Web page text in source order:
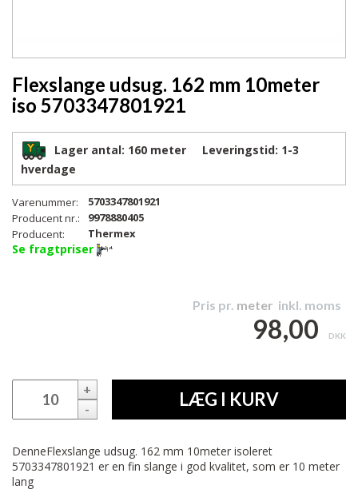
Flexslange udsug. 162 mm 10meter
iso 5703347801921
Lager antal: 160 meter Leveringstid: 1-3
hverdage
Varenummer:
5703347801921
Producent nr.:
9978880405
Producent:
Thermex
Se fragtpriser
Pris pr. meter inkl. moms
98,00 DKK
+
-
LÆG I KURV
DenneFlexslange udsug. 162 mm 10meter isoleret
5703347801921 er en fin slange i god kvalitet, som er 10 meter
lang